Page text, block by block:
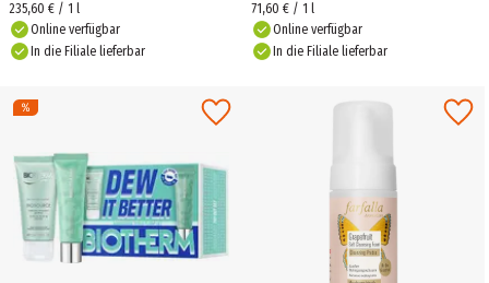
235,60 € / 1 l
Online verfügbar
In die Filiale lieferbar
71,60 € / 1 l
Online verfügbar
In die Filiale lieferbar